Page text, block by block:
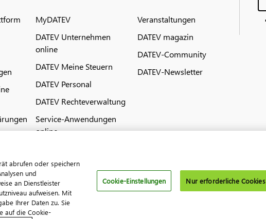
MyDATEV
DATEV Unternehmen
online
DATEV Meine Steuern
DATEV Personal
DATEV Rechteverwaltung
Service-Anwendungen
online
Veranstaltungen
DATEV magazin
DATEV-Community
DATEV-Newsletter
AGBKontaktCookie-Einstellungen
abrufen oder speichern
und
an Dienstleister
aufweisen. Mit
Ihrer Daten zu. Sie
auf die Cookie-
Cookie-Einstellungen Nur erforderliche Cookies